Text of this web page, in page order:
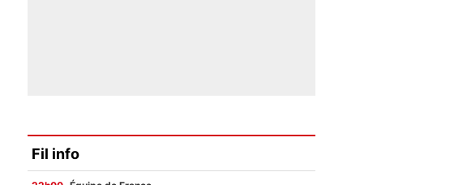
Fil info